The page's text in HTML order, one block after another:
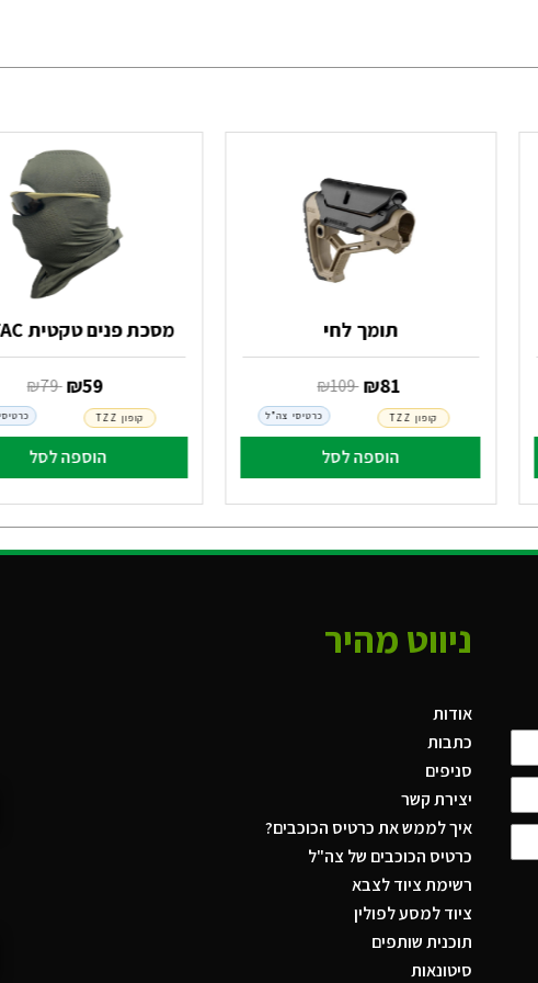
תומך לחי
‏ ₪
109 81
הוספה לסל
כרטיסי צה"ל קופון TZZ
מסכת פנים טקטית GN TAC
‏ ₪
79 59
הוספה לסל
קופון TZZ
ניווט מהיר
אודות
כתבות
סניפים
יצירת קשר
איך לממש את כרטיס הכוכבים?
כרטיס הכוכבים של צה"ל
רשימת ציוד לצבא
ציוד למסע לפולין
תוכנית שותפים
סיטונאות